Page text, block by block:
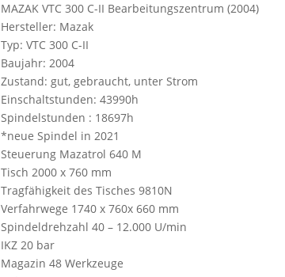
o
u
p
r
e
s
s
h
i
s
b
u
t
t
MAZAK VTC 300 C-II Bearbeitungszentrum (2004)
Hersteller: Mazak
Typ: VTC 300 C-II
Baujahr: 2004
Zustand: gut, gebraucht, unter Strom
Einschaltstunden: 43990h
Spindelstunden : 18697h
*neue Spindel in 2021
Steuerung Mazatrol 640 M
Tisch 2000 x 760 mm
Tragfähigkeit des Tisches 9810N
Verfahrwege 1740 x 760x 660 mm
Spindeldrehzahl 40 – 12.000 U/min
IKZ 20 bar
Magazin 48 Werkzeuge